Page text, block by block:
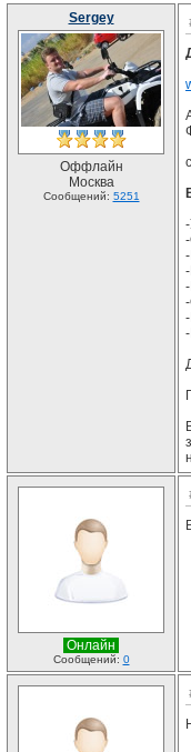
Sergey
Оффлайн
Москва
Сообщений: 5251
Онлайн
Сообщений: 0